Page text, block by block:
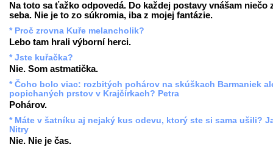
Na toto sa ťažko odpovedá. Do každej postavy vnášam niečo
seba. Nie je to zo súkromia, iba z mojej fantázie.
* Proč zrovna Kuře melancholik?
Lebo tam hrali výborní herci.
* Jste kuřačka?
Nie. Som astmatička.
* Čoho bolo viac: rozbitých pohárov na skúškach Barmaniek
popichaných prstov v Krajčírkach? Petra
Pohárov.
* Máte v šatníku aj nejaký kus odevu, ktorý ste si sama ušili?
Nitry
Nie. Nie je čas.